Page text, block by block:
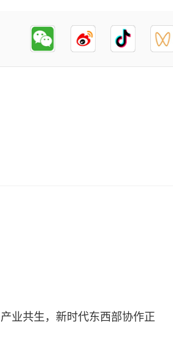
业共生，新时代东西部协作正